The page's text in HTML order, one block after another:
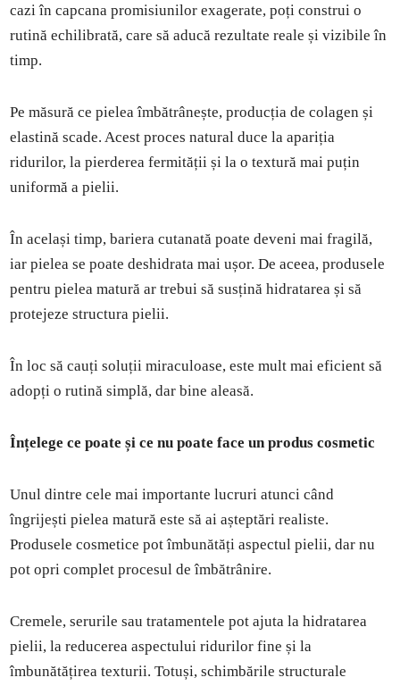
cazi în capcana promisiunilor exagerate, poți construi o
rutină echilibrată, care să aducă rezultate reale și vizibile în
timp.
Pe măsură ce pielea îmbătrânește, producția de colagen și
elastină scade. Acest proces natural duce la apariția
ridurilor, la pierderea fermității și la o textură mai puțin
uniformă a pielii.
În același timp, bariera cutanată poate deveni mai fragilă,
iar pielea se poate deshidrata mai ușor. De aceea, produsele
pentru pielea matură ar trebui să susțină hidratarea și să
protejeze structura pielii.
În loc să cauți soluții miraculoase, este mult mai eficient să
adopți o rutină simplă, dar bine aleasă.
Înțelege ce poate și ce nu poate face un produs cosmetic
Unul dintre cele mai importante lucruri atunci când
îngrijești pielea matură este să ai așteptări realiste.
Produsele cosmetice pot îmbunătăți aspectul pielii, dar nu
pot opri complet procesul de îmbătrânire.
Cremele, serurile sau tratamentele pot ajuta la hidratarea
pielii, la reducerea aspectului ridurilor fine și la
îmbunătățirea texturii. Totuși, schimbările structurale